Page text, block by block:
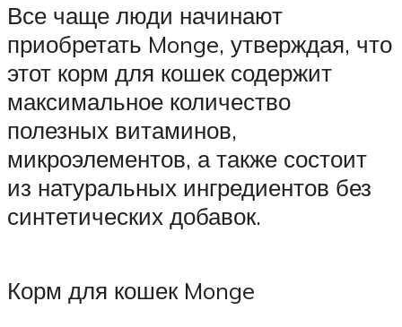
Все чаще люди начинают
приобретать Monge, утверждая, что
этот корм для кошек содержит
максимальное количество
полезных витаминов,
микроэлементов, а также состоит
из натуральных ингредиентов без
синтетических добавок.
Корм для кошек Monge